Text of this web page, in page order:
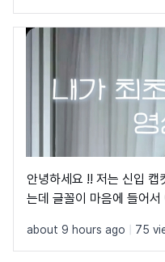
안녕하세요 !! 저는 신입 캡컷 크
는데 글꼴이 마음에 들어서 이걸 하
이 글꼴 가지고싶어요 ㅠ
about 9 hours ago 75